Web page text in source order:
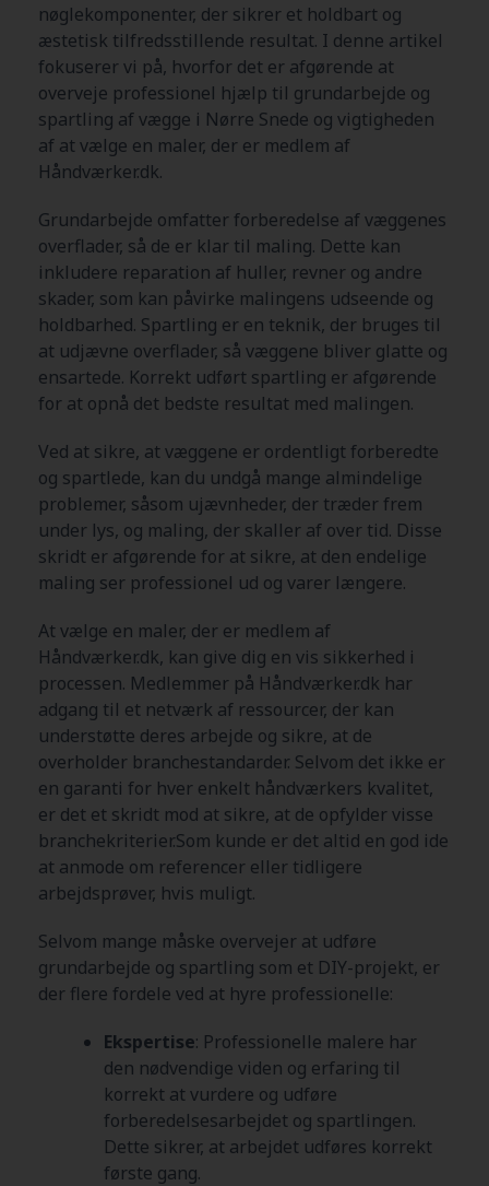
nøglekomponenter, der sikrer et holdbart og
æstetisk tilfredsstillende resultat. I denne artikel
fokuserer vi på, hvorfor det er afgørende at
overveje professionel hjælp til grundarbejde og
spartling af vægge i Nørre Snede og vigtigheden
af at vælge en maler, der er medlem af
Håndværker.dk.
Grundarbejde omfatter forberedelse af væggenes
overflader, så de er klar til maling. Dette kan
inkludere reparation af huller, revner og andre
skader, som kan påvirke malingens udseende og
holdbarhed. Spartling er en teknik, der bruges til
at udjævne overflader, så væggene bliver glatte og
ensartede. Korrekt udført spartling er afgørende
for at opnå det bedste resultat med malingen.
Ved at sikre, at væggene er ordentligt forberedte
og spartlede, kan du undgå mange almindelige
problemer, såsom ujævnheder, der træder frem
under lys, og maling, der skaller af over tid. Disse
skridt er afgørende for at sikre, at den endelige
maling ser professionel ud og varer længere.
At vælge en maler, der er medlem af
Håndværker.dk, kan give dig en vis sikkerhed i
processen. Medlemmer på Håndværker.dk har
adgang til et netværk af ressourcer, der kan
understøtte deres arbejde og sikre, at de
overholder branchestandarder. Selvom det ikke er
en garanti for hver enkelt håndværkers kvalitet,
er det et skridt mod at sikre, at de opfylder visse
branchekriterier.Som kunde er det altid en god ide
at anmode om referencer eller tidligere
arbejdsprøver, hvis muligt.
Selvom mange måske overvejer at udføre
grundarbejde og spartling som et DIY-projekt, er
der flere fordele ved at hyre professionelle:
Ekspertise: Professionelle malere har
den nødvendige viden og erfaring til
korrekt at vurdere og udføre
forberedelsesarbejdet og spartlingen.
Dette sikrer, at arbejdet udføres korrekt
første gang.